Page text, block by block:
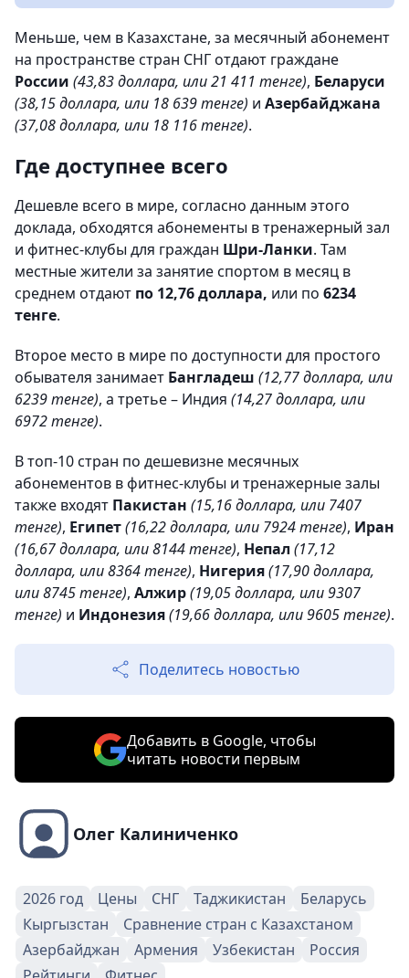
Меньше, чем в Казахстане, за месячный абонемент
на пространстве стран СНГ отдают граждане
России (43,83 доллара, или 21 411 тенге), Беларуси
(38,15 доллара, или 18 639 тенге) и Азербайджана
(37,08 доллара, или 18 116 тенге).
Где доступнее всего
Дешевле всего в мире, согласно данным этого
доклада, обходятся абонементы в тренажерный зал
и фитнес-клубы для граждан Шри-Ланки. Там
местные жители за занятие спортом в месяц в
среднем отдают по 12,76 доллара, или по 6234
тенге.
Второе место в мире по доступности для простого
обывателя занимает Бангладеш (12,77 доллара, или
6239 тенге), а третье – Индия (14,27 доллара, или
6972 тенге).
В топ-10 стран по дешевизне месячных
абонементов в фитнес-клубы и тренажерные залы
также входят Пакистан (15,16 доллара, или 7407
тенге), Египет(16,22 доллара, или 7924 тенге), Иран
(16,67 доллара, или 8144 тенге), Непал (17,12
доллара, или 8364 тенге), Нигерия(17,90 доллара,
или 8745 тенге), Алжир(19,05 доллара, или 9307
тенге) и Индонезия(19,66 доллара, или 9605 тенге).
Поделитесь новостью
Добавить в Google, чтобы
читать новости первым
Олег Калиниченко
2026 год Цены СНГ Таджикистан
Беларусь
Кыргызстан
Сравнение стран с Казахстаном
Азербайджан
Армения Узбекистан
Россия